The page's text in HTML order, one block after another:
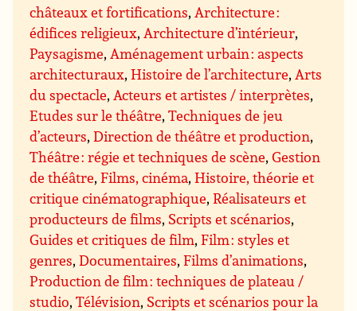
châteaux et fortifications,Architecture :
édifices religieux,Architecture d’intérieur,
Paysagisme,Aménagement urbain : aspects
architecturaux,Histoire de l’architecture,Arts
du spectacle,Acteurs et artistes / interprètes,
Etudes sur le théâtre,Techniques de jeu
d’acteurs,Direction de théâtre et production,
Théâtre : régie et techniques de scène,Gestion
de théâtre,Films, cinéma,Histoire, théorie et
critique cinématographique,Réalisateurs et
producteurs de films, Scripts et scénarios,
Guides et critiques de film,Film : styles et
genres,Documentaires,Films d’animations,
Production de film : techniques de plateau /
studio,Télévision, Scripts et scénarios pour la